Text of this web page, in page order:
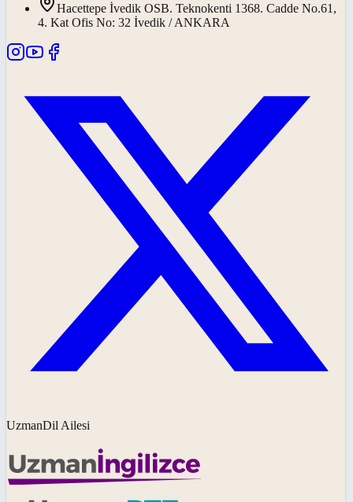
Hacettepe İvedik OSB. Teknokenti 1368. Cadde No.61,
4. Kat Ofis No: 32 İvedik / ANKARA
UzmanDil Ailesi